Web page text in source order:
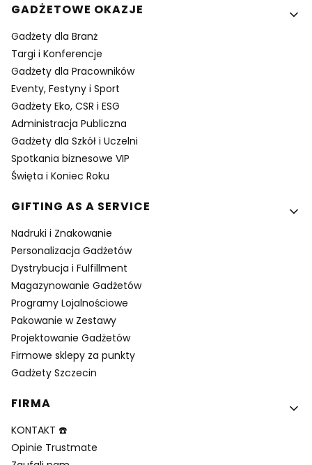
GADŻETOWE OKAZJE
Gadżety dla Branż
Targi i Konferencje
Gadżety dla Pracowników
Eventy, Festyny i Sport
Gadżety Eko, CSR i ESG
Administracja Publiczna
Gadżety dla Szkół i Uczelni
Spotkania biznesowe VIP
Święta i Koniec Roku
GIFTING AS A SERVICE
Nadruki i Znakowanie
Personalizacja Gadżetów
Dystrybucja i Fulfillment
Magazynowanie Gadżetów
Programy Lojalnościowe
Pakowanie w Zestawy
Projektowanie Gadżetów
Firmowe sklepy za punkty
Gadżety Szczecin
FIRMA
KONTAKT ☎️
Opinie Trustmate